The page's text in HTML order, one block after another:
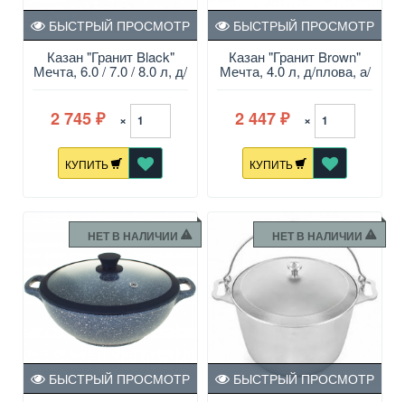
Казан "Гранит Black"
Мечта, 6.0 / 7.0 / 8.0 л, д/
БЫСТРЫЙ ПРОСМОТР
2 745 ₽ ×
КУПИТЬ
Казан "Гранит Brown"
Мечта, 4.0 л, д/плова, а/
БЫСТРЫЙ ПРОСМОТР
2 447 ₽ ×
КУПИТЬ
НЕТ В НАЛИЧИИ
БЫСТРЫЙ ПРОСМОТР
НЕТ В НАЛИЧИИ
БЫСТРЫЙ ПРОСМОТР